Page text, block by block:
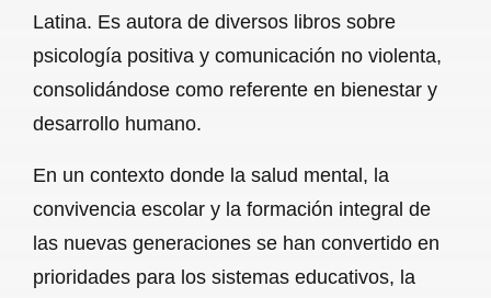
Latina. Es autora de diversos libros sobre
psicología positiva y comunicación no violenta,
consolidándose como referente en bienestar y
desarrollo humano.
En un contexto donde la salud mental, la
convivencia escolar y la formación integral de
las nuevas generaciones se han convertido en
prioridades para los sistemas educativos, la